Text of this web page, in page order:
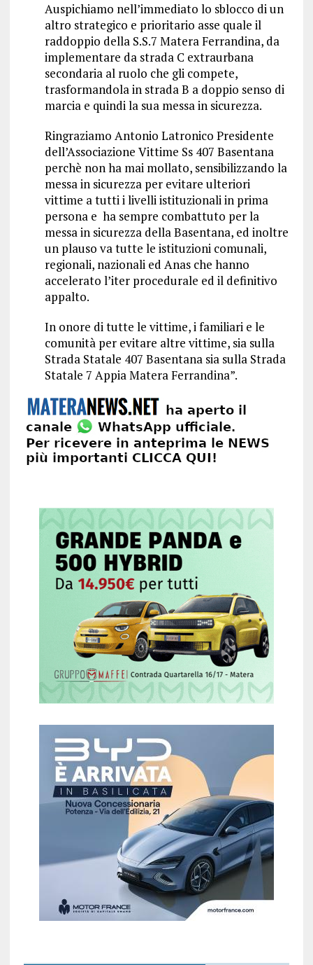
Auspichiamo nell’immediato lo sblocco di un
altro strategico e prioritario asse quale il
raddoppio della S.S.7 Matera Ferrandina, da
implementare da strada C extraurbana
secondaria al ruolo che gli compete,
trasformandola in strada B a doppio senso di
marcia e quindi la sua messa in sicurezza.
Ringraziamo Antonio Latronico Presidente
dell’Associazione Vittime Ss 407 Basentana
perchè non ha mai mollato, sensibilizzando la
messa in sicurezza per evitare ulteriori
vittime a tutti i livelli istituzionali in prima
persona e ha sempre combattuto per la
messa in sicurezza della Basentana, ed inoltre
un plauso va tutte le istituzioni comunali,
regionali, nazionali ed Anas che hanno
accelerato l’iter procedurale ed il definitivo
appalto.
In onore di tutte le vittime, i familiari e le
comunità per evitare altre vittime, sia sulla
Strada Statale 407 Basentana sia sulla Strada
Statale 7 Appia Matera Ferrandina”.